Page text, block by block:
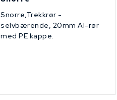
Snorre,Trekkrør -
selvbærende, 20mm Al-rør
med PE kappe.